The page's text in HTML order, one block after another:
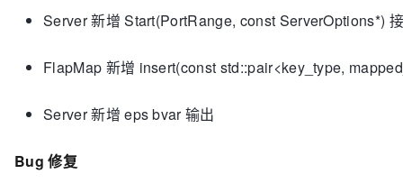
Server 新增 Start(PortRange, const ServerOptions*)
FlapMap 新增 insert(const std::pair<key_type,
Server 新增 eps bvar 输出
Bug 修复